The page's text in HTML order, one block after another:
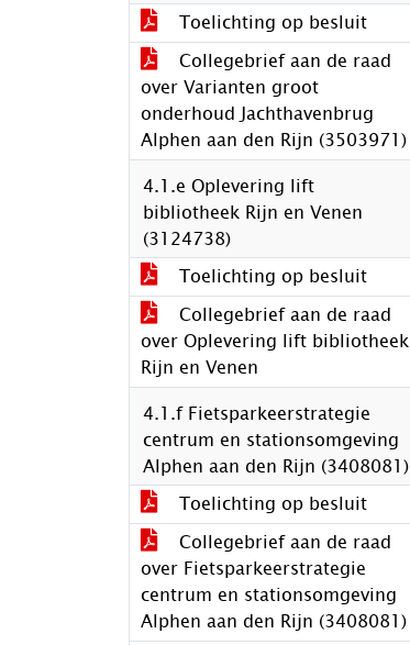
Toelichting op besluit
Collegebrief aan de raad
over Varianten groot
onderhoud Jachthavenbrug
Alphen aan den Rijn (3503971)
4.1.e Oplevering lift
bibliotheek Rijn en Venen
(3124738)
Toelichting op besluit
Collegebrief aan de raad
over Oplevering lift bibliotheek
Rijn en Venen
4.1.f Fietsparkeerstrategie
centrum en stationsomgeving
Alphen aan den Rijn (3408081)
Toelichting op besluit
Collegebrief aan de raad
over Fietsparkeerstrategie
centrum en stationsomgeving
Alphen aan den Rijn (3408081)